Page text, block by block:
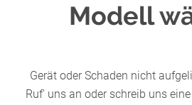
Modell
Gerät oder Schaden nicht
Ruf' uns an oder schreib uns